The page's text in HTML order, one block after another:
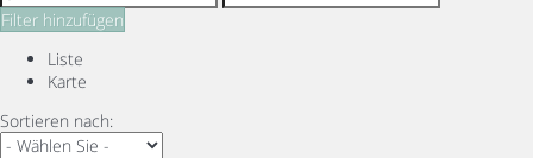
Filter hinzufügen
Liste
Karte
Sortieren nach: